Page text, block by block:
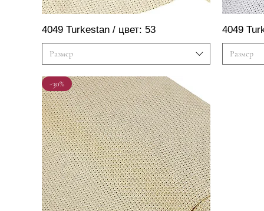
Швидкий перегляд
4049 Turkestan / цвет: 53
Размер
4049
Размер
-30%